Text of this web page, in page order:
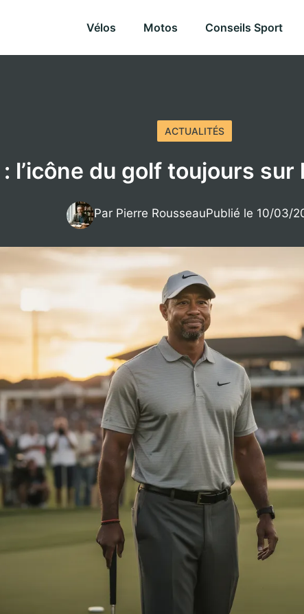
Vélos Motos Conseils Sport
ACTUALITÉS
l’icône du golf toujours sur
Par Pierre RousseauPublié le 10/03/